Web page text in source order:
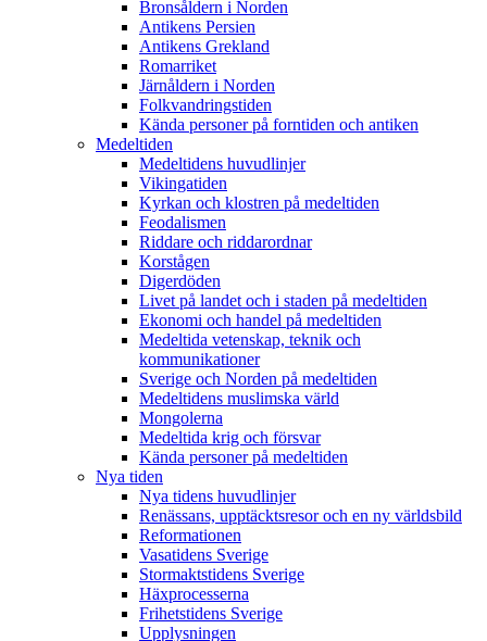
Bronsåldern i Norden
Antikens Persien
Antikens Grekland
Romarriket
Järnåldern i Norden
Folkvandringstiden
Kända personer på forntiden och antiken
Medeltiden
Medeltidens huvudlinjer
Vikingatiden
Kyrkan och klostren på medeltiden
Feodalismen
Riddare och riddarordnar
Korstågen
Digerdöden
Livet på landet och i staden på medeltiden
Ekonomi och handel på medeltiden
Medeltida vetenskap, teknik och
kommunikationer
Sverige och Norden på medeltiden
Medeltidens muslimska värld
Mongolerna
Medeltida krig och försvar
Kända personer på medeltiden
Nya tiden
Nya tidens huvudlinjer
Renässans, upptäcktsresor och en ny världsbild
Reformationen
Vasatidens Sverige
Stormaktstidens Sverige
Häxprocesserna
Frihetstidens Sverige
Upplysningen